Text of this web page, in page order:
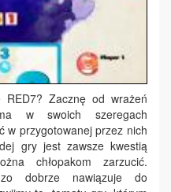
Zacznę od wrażeń
w swoich szeregach
w przygotowanej przez nich
gry jest zawsze kwestią
chłopakom zarzucić.
dobrze nawiązuje do